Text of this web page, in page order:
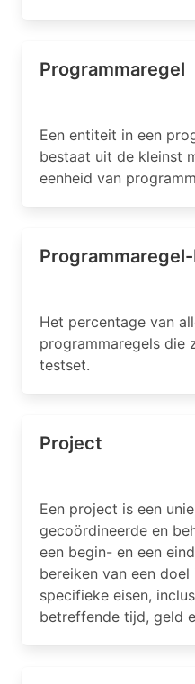
Programmaregel
Een entiteit in een
bestaat uit de kleinst
eenheid van
Het percentage van
programmaregels die
testset.
Project
Een project is een
gecoördineerde en
een begin- en een
bereiken van een
specifieke eisen,
betreffende tijd, geld